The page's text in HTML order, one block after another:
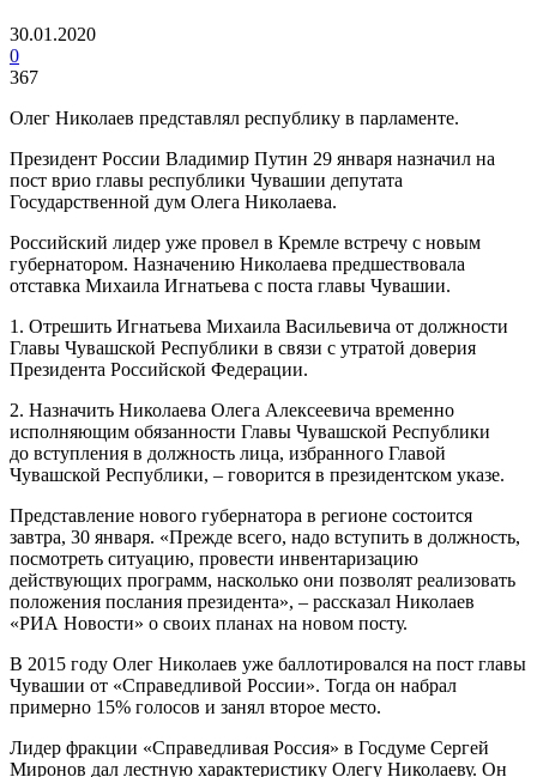
30.01.2020
0
367
Олег Николаев представлял республику в парламенте.
Президент России Владимир Путин 29 января назначил на
пост врио главы республики Чувашии депутата
Государственной дум Олега Николаева.
Российский лидер уже провел в Кремле встречу с новым
губернатором. Назначению Николаева предшествовала
отставка Михаила Игнатьева с поста главы Чувашии.
1. Отрешить Игнатьева Михаила Васильевича от должности
Главы Чувашской Республики в связи с утратой доверия
Президента Российской Федерации.
2. Назначить Николаева Олега Алексеевича временно
исполняющим обязанности Главы Чувашской Республики
до вступления в должность лица, избранного Главой
Чувашской Республики, – говорится в президентском указе.
Представление нового губернатора в регионе состоится
завтра, 30 января. «Прежде всего, надо вступить в должность,
посмотреть ситуацию, провести инвентаризацию
действующих программ, насколько они позволят реализовать
положения послания президента», – рассказал Николаев
«РИА Новости» о своих планах на новом посту.
В 2015 году Олег Николаев уже баллотировался на пост главы
Чувашии от «Справедливой России». Тогда он набрал
примерно 15% голосов и занял второе место.
Лидер фракции «Справедливая Россия» в Госдуме Сергей
Миронов дал лестную характеристику Олегу Николаеву. Он